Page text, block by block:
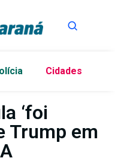
Cidades
‘foi
Trump em